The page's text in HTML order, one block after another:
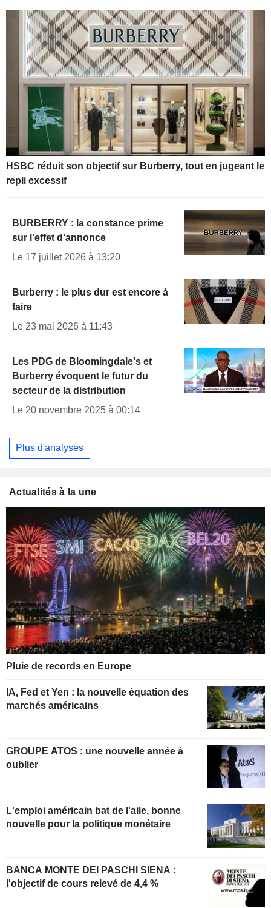
HSBC réduit son objectif sur Burberry, tout en jugeant le
repli excessif
BURBERRY : la constance prime
sur l'effet d'annonce
Le 17 juillet 2026 à 13:20
Burberry : le plus dur est encore à
faire
Le 23 mai 2026 à 11:43
Les PDG de Bloomingdale's et
Burberry évoquent le futur du
secteur de la distribution
Le 20 novembre 2025 à 00:14
Plus d'analyses
Actualités à la une
Pluie de records en Europe
IA, Fed et Yen : la nouvelle équation des
marchés américains
GROUPE ATOS : une nouvelle année à
oublier
L'emploi américain bat de l'aile, bonne
nouvelle pour la politique monétaire
BANCA MONTE DEI PASCHI SIENA :
l'objectif de cours relevé de 4,4 %